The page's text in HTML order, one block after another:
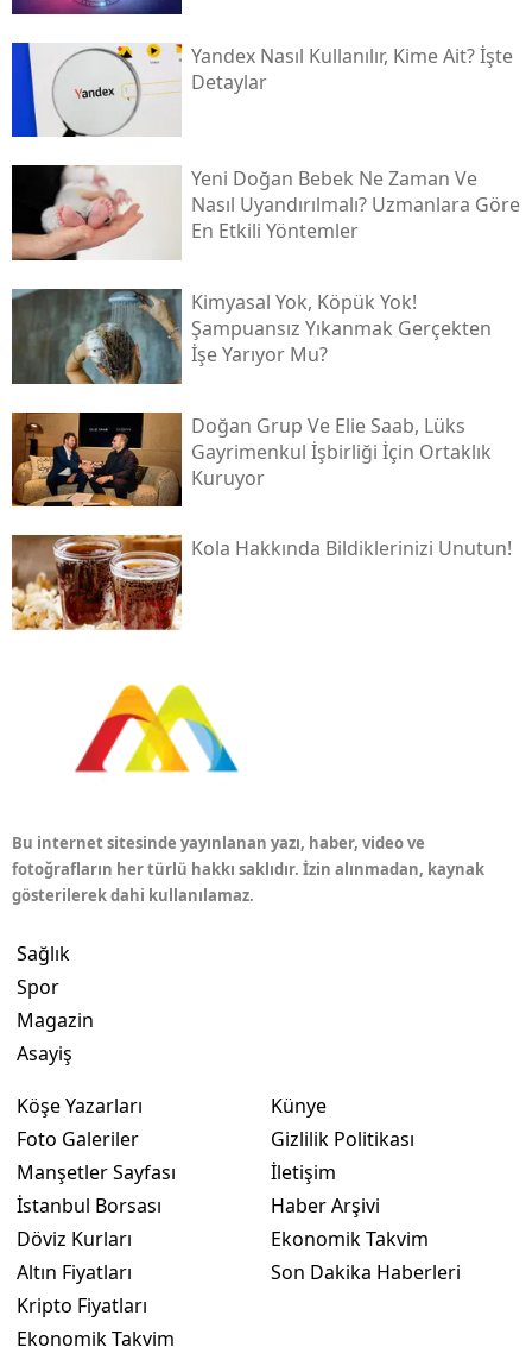
Yandex Nasıl Kullanılır, Kime Ait? İşte
Detaylar
Yeni Doğan Bebek Ne Zaman Ve
Nasıl Uyandırılmalı? Uzmanlara Göre
En Etkili Yöntemler
Kimyasal Yok, Köpük Yok!
Şampuansız Yıkanmak Gerçekten
İşe Yarıyor Mu?
Doğan Grup Ve Elie Saab, Lüks
Gayrimenkul İşbirliği İçin Ortaklık
Kuruyor
Kola Hakkında Bildiklerinizi Unutun!
Bu internet sitesinde yayınlanan yazı, haber, video ve
fotoğrafların her türlü hakkı saklıdır. İzin alınmadan, kaynak
gösterilerek dahi kullanılamaz.
Sağlık
Spor
Magazin
Asayiş
Köşe Yazarları
Foto Galeriler
Manşetler Sayfası
İstanbul Borsası
Döviz Kurları
Altın Fiyatları
Kripto Fiyatları
Ekonomik Takvim
Künye
Gizlilik Politikası
İletişim
Haber Arşivi
Ekonomik Takvim
Son Dakika Haberleri